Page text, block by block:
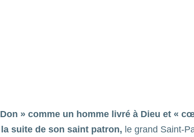
» comme un homme livré à Dieu et «
suite de son saint patron, le grand Saint-